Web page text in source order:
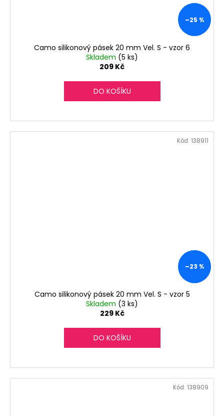
–25 %
Camo silikonový pásek 20 mm Vel. S - vzor 6
Skladem (5 ks)
209 Kč
DO KOŠÍKU
–23 %
Camo silikonový pásek 20 mm Vel. S - vzor 5
Skladem (3 ks)
229 Kč
DO KOŠÍKU
Kód: 138911
Kód: 138909